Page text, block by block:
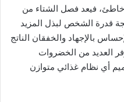
خاطئ، فيعد فصل الشتاء من
قدرة الشخص لبذل المزيد
بالإجهاد والخفقان الناتج
العديد من الخضروات
أي نظام غذائي متوازن